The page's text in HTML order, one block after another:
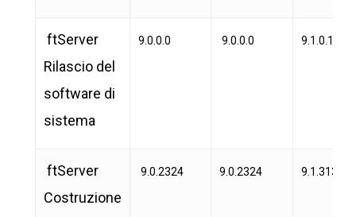
ftServer
Rilascio del
software di
sistema
9.0.0.0 9.0.0.0 9.1.0.18
ftServer
Costruzione
9.0.2324 9.0.2324 9.1.3137